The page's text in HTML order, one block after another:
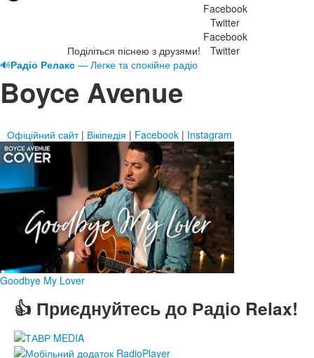
Поділіться піснею з друзями!
Facebook
Twitter
Facebook
Twitter
🔊Радіо Релакс — Легке та спокійне радіо
Boyce Avenue
Офіційний сайт| Вікіпедія | Facebook | Instagram
Goodbye My Lover
👍 Приєднуйтесь до Радіо Relax!